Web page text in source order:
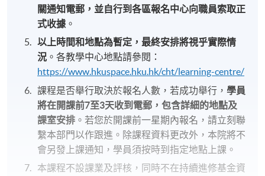
關通知電郵，並自行到各區報名中心向職員索取正
式收據 。
以上時間和地點為暫定，最終安排將視乎實際情
況 。各教學中心地點請參閱：
https://www.hkuspace.hku.hk/cht/learning-centre/
課程是否舉行取決於報名人數，若成功舉行，學員
將在開課前7至3天收到電郵，包含詳細的地點及
課室安排 。若您於開課前一星期內報名，請立刻聯
繫本部門以作跟進。除課程資料更改外，本院將不
會另發上課通知，學員須按時到指定地點上課。
本課程不設課業及評核，同時不在持續進修基金資